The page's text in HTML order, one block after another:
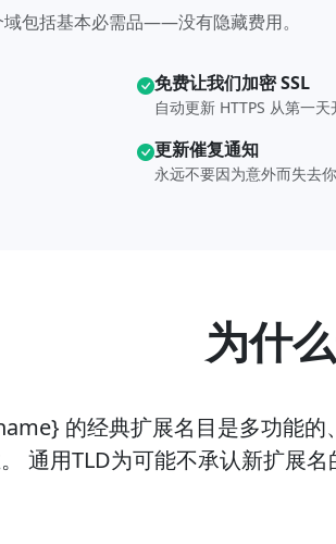
包括基本必需品——没有隐藏费用。
免费让我们加密 SSL
自动更新 HTTPS 从第一天
更新催复通知
永远不要因为意外而失去
为什
的经典扩展名目是多功能
通用TLD为可能不承认新扩展名